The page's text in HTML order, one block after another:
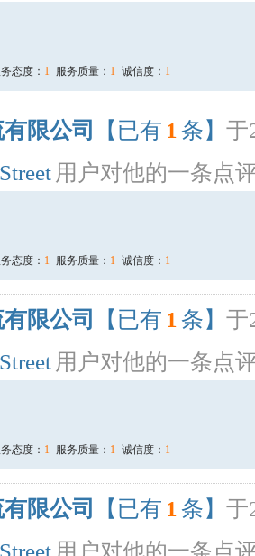
态度： 1 服务质量： 1 诚信度： 1
限公司 【已有 1 条】 于
用户对他的一条点
态度： 1 服务质量： 1 诚信度： 1
限公司 【已有 1 条】 于
用户对他的一条点
态度： 1 服务质量： 1 诚信度： 1
限公司 【已有 1 条】 于
用户对他的一条点